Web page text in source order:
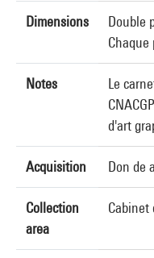
Dimensions
Double
Chaque
Notes
Le
d'art
Acquisition Don de
Collection
area
Cabinet